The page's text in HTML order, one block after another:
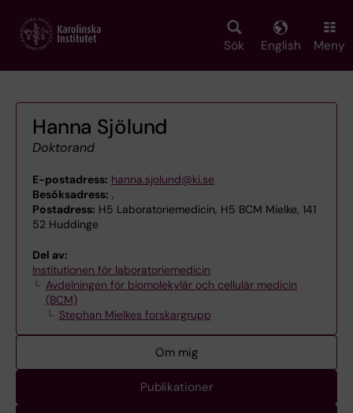
main
Sök English Meny
Hanna Sjölund
Doktorand
E-postadress: hanna.sjolund@ki.se
Besöksadress: ,
Postadress: H5 Laboratoriemedicin, H5 BCM Mielke, 141
52 Huddinge
Del av:
Institutionen för laboratoriemedicin
Avdelningen för biomolekylär och cellulär medicin
(BCM)
Stephan Mielkes forskargrupp
Om mig
Publikationer